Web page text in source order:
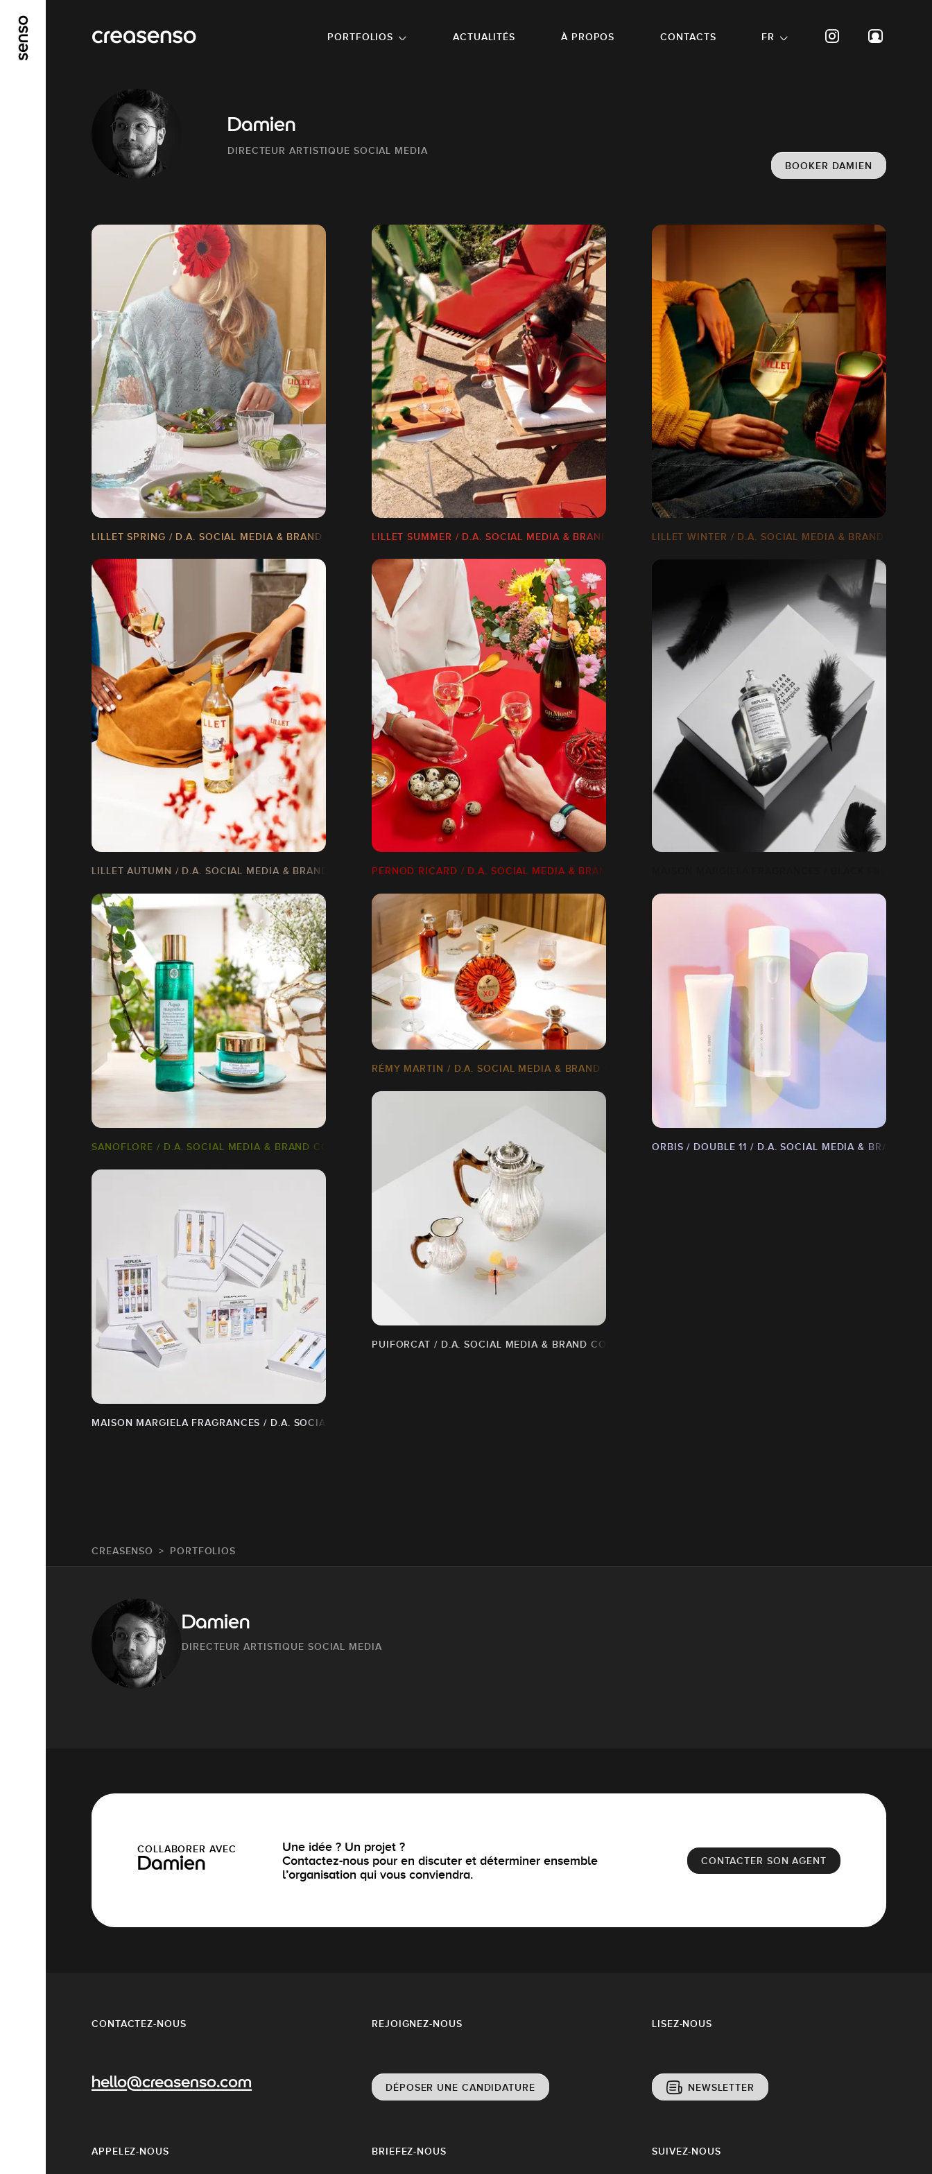
PORTFOLIOS
ACTUALITÉS À PROPOS CONTACTS FR
Damien
DIRECTEUR ARTISTIQUE SOCIAL MEDIA
BOOKER DAMIEN
LILLET SPRING / D.A. SOCIAL MEDIA & BRAND CONTENTLILLET SUMMER / D.A. SOCIAL MEDIA & BRAND CONTENTLILLET WINTER / D.A. SOCIAL MEDIA & BRAND
LILLET AUTUMN / D.A. SOCIAL MEDIA & BRAND CONTENTPERNOD RICARD / D.A. SOCIAL MEDIA & BRAND CONTENT
SANOFLORE / D.A. SOCIAL MEDIA & BRAND CONTENT
RÉMY MARTIN / D.A. SOCIAL MEDIA & BRAND CONTENT
ORBIS / DOUBLE 11 / D.A. SOCIAL MEDIA & BRAND
PUIFORCAT / D.A. SOCIAL MEDIA & BRAND CONTENT
MAISON MARGIELA FRAGRANCES / D.A. SOCIAL MEDIA & BRAND CONTENT
CREASENSO PORTFOLIOS
Damien
DIRECTEUR ARTISTIQUE SOCIAL MEDIA
COLLABORER AVEC
Damien
Une idée ? Un projet ?
Contactez-nous pour en discuter et déterminer ensemble
l’organisation qui vous conviendra.
CONTACTER SON AGENT
CONTACTEZ-NOUS
hello@creasenso.com
REJOIGNEZ-NOUS
DÉPOSER UNE CANDIDATURE
LISEZ-NOUS
NEWSLETTER
APPELEZ-NOUS BRIEFEZ-NOUS SUIVEZ-NOUS